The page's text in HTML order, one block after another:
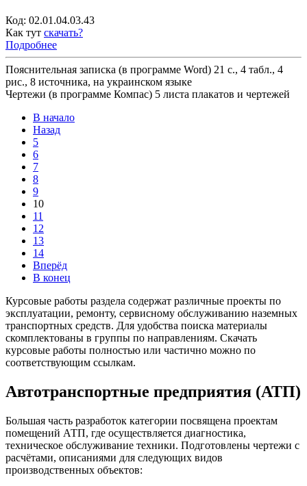
Код: 02.01.04.03.43
Как тут скачать?
Подробнее
Пояснительная записка (в программе Word) 21 с., 4 табл., 4
рис., 8 источника, на украинском языке
Чертежи (в программе Компас) 5 листа плакатов и чертежей
В начало
Назад
5
6
7
8
9
10
11
12
13
14
Вперёд
В конец
Курсовые работы раздела содержат различные проекты по
эксплуатации, ремонту, сервисному обслуживанию наземных
транспортных средств. Для удобства поиска материалы
скомплектованы в группы по направлениям. Скачать
курсовые работы полностью или частично можно по
соответствующим ссылкам.
Автотранспортные предприятия (АТП)
Большая часть разработок категории посвящена проектам
помещений АТП, где осуществляется диагностика,
техническое обслуживание техники. Подготовлены чертежи с
расчётами, описаниями для следующих видов
производственных объектов: